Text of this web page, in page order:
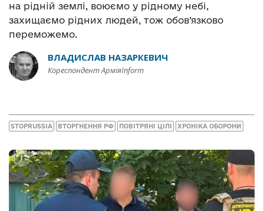
на рідній землі, воюємо у рідному небі,
захищаємо рідних людей, тож обов’язково
переможемо.
ВЛАДИСЛАВ НАЗАРКЕВИЧ
Кореспондент АрміяInform
STOPRUSSIA ВТОРГНЕННЯ РФ ПОВІТРЯНІ ЦІЛІ ХРОНІКА ОБОРОНИ